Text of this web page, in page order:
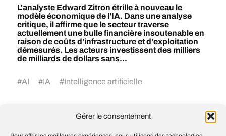
Gérer le consentement
L'analyste Edward Zitron étrille à nouveau le
modèle économique de l'IA. Dans une analyse
critique, il affirme que le secteur traverse
actuellement une bulle financière insoutenable en
raison de coûts d'infrastructure et d'exploitation
démesurés. Les acteurs investissent des milliers
de milliards de dollars sans...
#AI #IA #Intelligence artificielle
Google procède à la plus grande refonte